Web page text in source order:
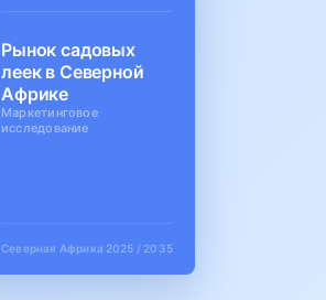
Рынок садовых
леек в Северной
Африке
Маркетинговое
исследование
Северная Африка 2025 / 2035